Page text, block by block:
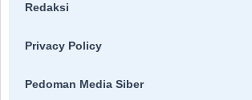
Redaksi
Privacy Policy
Pedoman Media Siber